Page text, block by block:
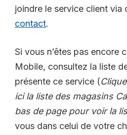
joindre le service client via
contact.
Si vous n’êtes pas encore
Mobile, consultez la liste
présente ce service (
ici la liste des magasins
bas de page pour voir la
vous dans celui de votre